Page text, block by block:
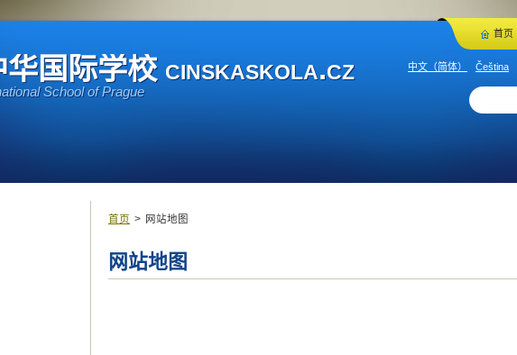
国际学校 cinskaskola.cz
School of Prague
首页 > 网站地图
网站地图
中文（简体） Čeština
首页